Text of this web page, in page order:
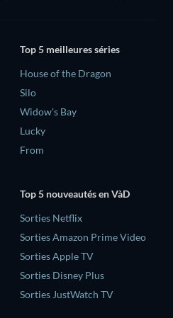
Top 5 meilleures séries
House of the Dragon
Silo
Widow’s Bay
Lucky
From
Top 5 nouveautés en VàD
Sorties Netflix
Sorties Amazon Prime Video
Sorties Apple TV
Sorties Disney Plus
Sorties JustWatch TV